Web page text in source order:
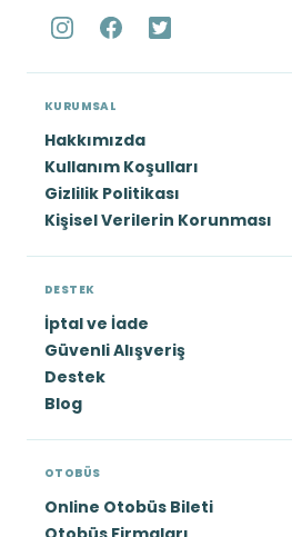
KURUMSAL
Hakkımızda
Kullanım Koşulları
Gizlilik Politikası
Kişisel Verilerin Korunması
DESTEK
İptal ve İade
Güvenli Alışveriş
Destek
Blog
OTOBÜS
Online Otobüs Bileti